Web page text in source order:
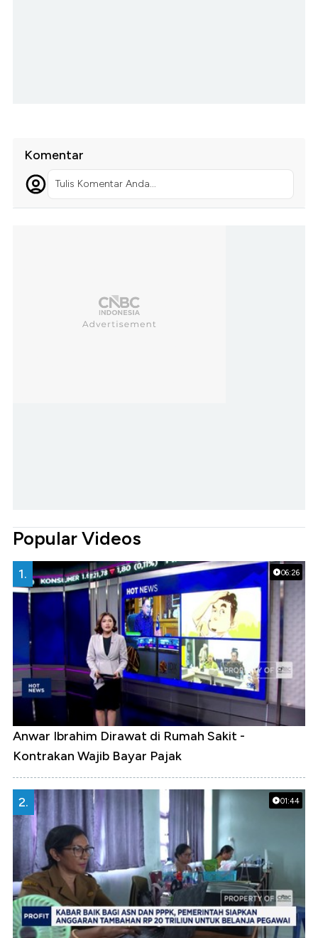
Komentar
Tulis Komentar Anda...
Popular Videos
06:26
1.
Anwar Ibrahim Dirawat di Rumah Sakit -
Kontrakan Wajib Bayar Pajak
01:44
2.